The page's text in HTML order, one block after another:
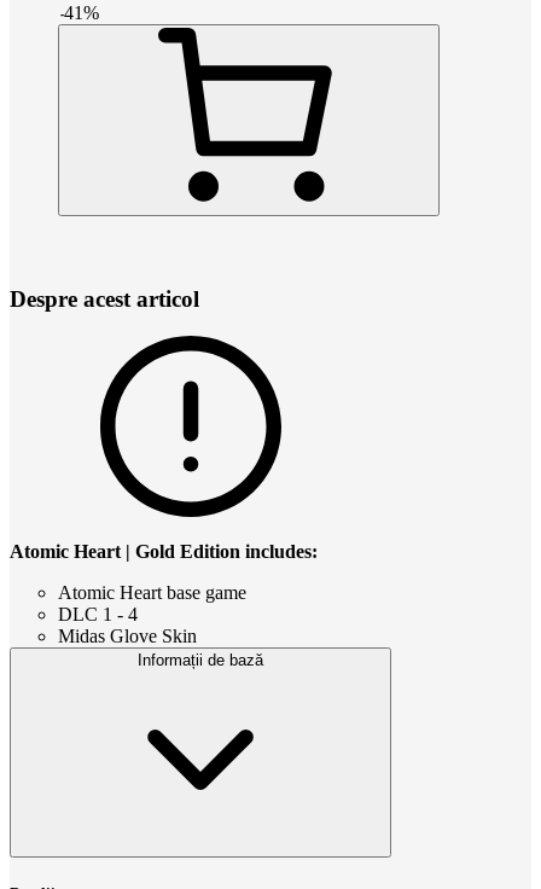
-41%
Despre acest articol
Atomic Heart | Gold Edition includes:
Atomic Heart base game
DLC 1 - 4
Midas Glove Skin
Informații de bază